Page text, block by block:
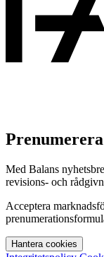
Med Balans
revisions- och
Acceptera
Hantera cookies